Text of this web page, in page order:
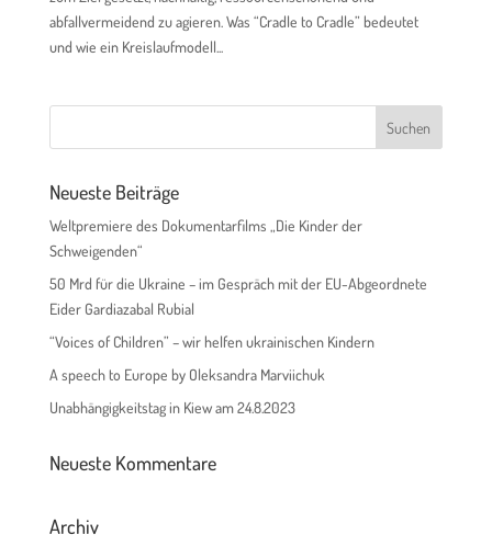
abfallvermeidend zu agieren. Was “Cradle to Cradle” bedeutet
und wie ein Kreislaufmodell...
Neueste Beiträge
Weltpremiere des Dokumentarfilms „Die Kinder der
Schweigenden“
50 Mrd für die Ukraine – im Gespräch mit der EU-Abgeordnete
Eider Gardiazabal Rubial
“Voices of Children” – wir helfen ukrainischen Kindern
A speech to Europe by Oleksandra Marviichuk
Unabhängigkeitstag in Kiew am 24.8.2023
Neueste Kommentare
Archiv